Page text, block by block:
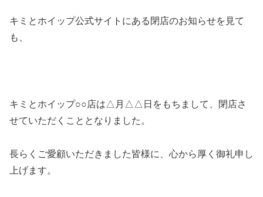
キミとホイップ公式サイトにある閉店のお知らせを見て
も、
キミとホイップ○○店は△月△△日をもちまして、閉店さ
せていただくこととなりました。
長らくご愛顧いただきました皆様に、心から厚く御礼申し
上げます。